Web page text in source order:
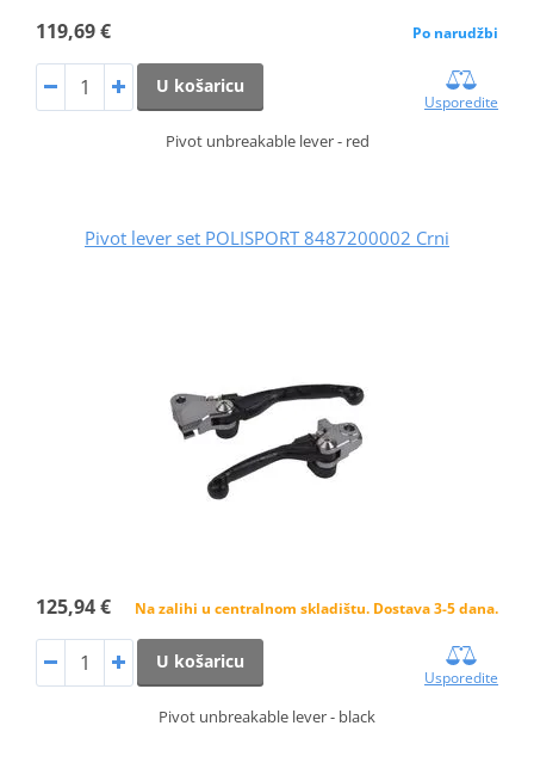
119,69 € Po narudžbi
U košaricu
Usporedite
Pivot unbreakable lever - red
Pivot lever set POLISPORT 8487200002 Crni
125,94 € Na zalihi u centralnom skladištu. Dostava 3-5 dana.
U košaricu
Usporedite
Pivot unbreakable lever - black